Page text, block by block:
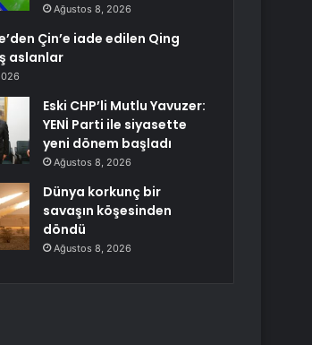
Ağustos 8, 2026
Çin’e iade edilen Qing
aslanlar
Eski CHP’li Mutlu Yavuzer:
YENİ Parti ile siyasette
yeni dönem başladı
Ağustos 8, 2026
Dünya korkunç bir
savaşın köşesinden
döndü
Ağustos 8, 2026